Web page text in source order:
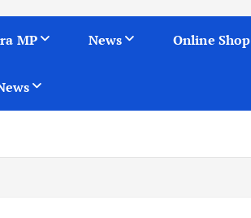
MP News Online Shop